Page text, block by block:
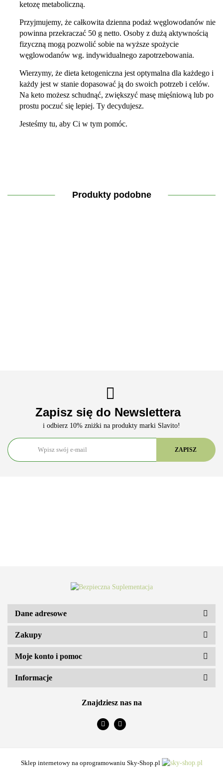
ketozę metaboliczną.
Przyjmujemy, że całkowita dzienna podaż węglowodanów nie
powinna przekraczać 50 g netto. Osoby z dużą aktywnością
fizyczną mogą pozwolić sobie na wyższe spożycie
węglowodanów wg. indywidualnego zapotrzebowania.
Wierzymy, że dieta ketogeniczna jest optymalna dla każdego i
każdy jest w stanie dopasować ją do swoich potrzeb i celów.
Na keto możesz schudnąć, zwiększyć masę mięśniową lub po
prostu poczuć się lepiej. Ty decydujesz.
Jesteśmy tu, aby Ci w tym pomóc.
Produkty podobne
Zapisz się do Newslettera
i odbierz 10% zniżki na produkty marki Slavito!
ARS VITAE NATURA Sp. z o.o.
Dane adresowe
Zakupy
Moje konto i pomoc
Informacje
Znajdziesz nas na
Sklep internetowy na oprogramowaniu Sky-Shop.pl